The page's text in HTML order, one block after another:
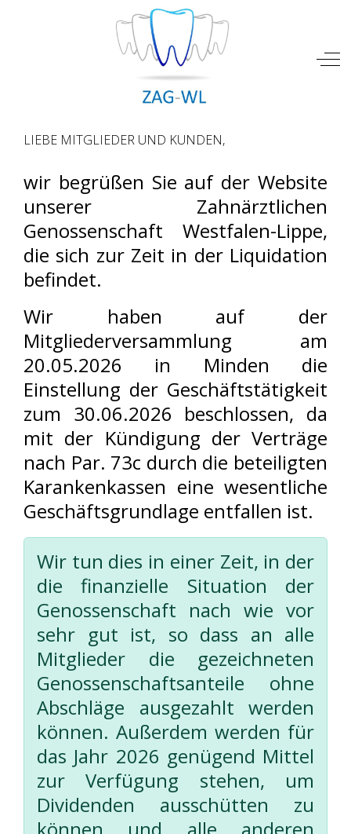
Mobile Menu Toggle
LIEBE MITGLIEDER UND KUNDEN,
wir begrüßen Sie auf der Website
unserer Zahnärztlichen
Genossenschaft Westfalen-Lippe,
die sich zur Zeit in der Liquidation
befindet.
Wir haben auf der
Mitgliederversammlung am
20.05.2026 in Minden die
Einstellung der Geschäftstätigkeit
zum 30.06.2026 beschlossen, da
mit der Kündigung der Verträge
nach Par. 73c durch die beteiligten
Karankenkassen eine wesentliche
Geschäftsgrundlage entfallen ist.
Wir tun dies in einer Zeit, in der
die finanzielle Situation der
Genossenschaft nach wie vor
sehr gut ist, so dass an alle
Mitglieder die gezeichneten
Genossenschaftsanteile ohne
Abschläge ausgezahlt werden
können. Außerdem werden für
das Jahr 2026 genügend Mittel
zur Verfügung stehen, um
Dividenden ausschütten zu